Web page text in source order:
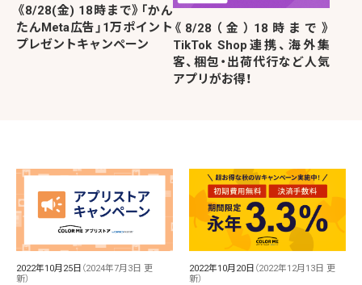
《8/28(金) 18時まで》「かん
たんMeta広告」1万ポイント
プレゼントキャンペーン
《8/28（金）18時まで》
TikTok Shop連携、海外集
客、梱包・出荷代行など人気
アプリがお得！
2022年10月25日 （2024年7月3日 更
新）
2022年10月20日 （2022年12月13日 更
新）